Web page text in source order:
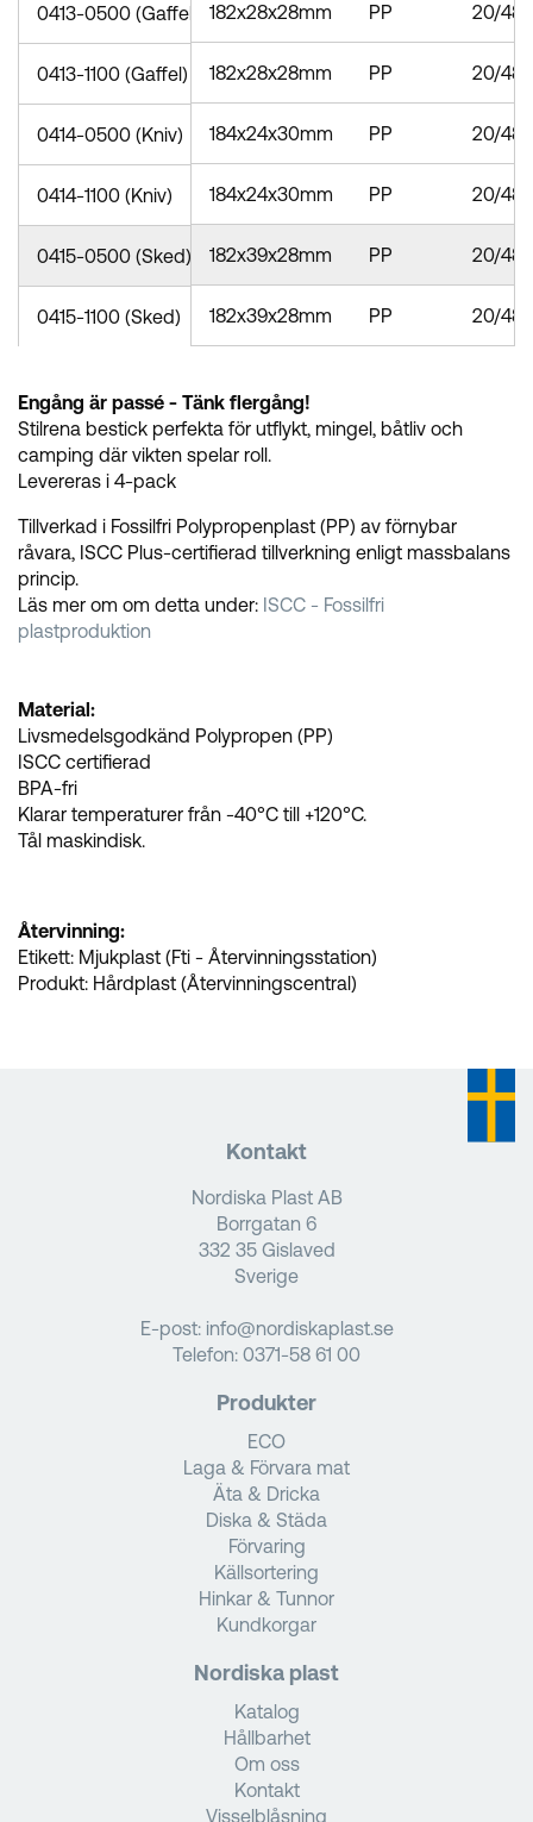
182x28x28mm PP 20/480
182x28x28mm PP 20/480
184x24x30mm PP 20/480
184x24x30mm PP 20/480
182x39x28mm PP 20/480
182x39x28mm PP 20/480
0413-0500 (Gaffel)
0413-1100 (Gaffel)
0414-0500 (Kniv)
0414-1100 (Kniv)
0415-0500 (Sked)
0415-1100 (Sked)
Engång är passé - Tänk flergång!
Stilrena bestick perfekta för utflykt, mingel, båtliv och
camping där vikten spelar roll.
Levereras i 4-pack
Tillverkad i Fossilfri Polypropenplast (PP) av förnybar
råvara, ISCC Plus-certifierad tillverkning enligt massbalans
princip.
Läs mer om om detta under: ISCC - Fossilfri
plastproduktion
Material:
Livsmedelsgodkänd Polypropen (PP)
ISCC certifierad
BPA-fri
Klarar temperaturer från -40°C till +120°C.
Tål maskindisk.
Återvinning:
Etikett: Mjukplast (Fti - Återvinningsstation)
Produkt: Hårdplast (Återvinningscentral)
Kontakt
Nordiska Plast AB
Borrgatan 6
332 35 Gislaved
Sverige
E-post: info@nordiskaplast.se
Telefon: 0371-58 61 00
Produkter
ECO
Laga & Förvara mat
Äta & Dricka
Diska & Städa
Förvaring
Källsortering
Hinkar & Tunnor
Kundkorgar
Nordiska plast
Katalog
Hållbarhet
Om oss
Kontakt
Visselblåsning